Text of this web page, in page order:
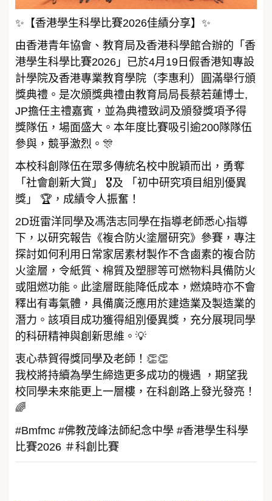
✨【香港學生科學比賽2026佳績分享】✨
由香港青年協會、教育局及香港科學館合辦的「香
港學生科學比賽2026」已於4月19日假香港知專設
計學院及香港專業教育學院（李惠利）圓滿舉行頒
獎典禮。是次頒獎典禮由教育局局長蔡若蓮博士,
JP擔任主禮嘉賓，並為典禮致詞及頒發獎項予得
獎隊伍，場面盛大。本年度比賽吸引逾200隊隊伍
參與，競爭激烈。🎊
本校科創隊伍在眾多傳統名校中脫穎而出，勇奪
「社會創新大賞」 🎖️及 「初中研究項目組別優異
獎」 🏆，成績令人振奮！
2D班雷洋同學及馮浩志同學在指導老師悉心指導
下，以研究報告《複合防火塗層研究》參賽，專注
探討如何利用日常家居素材製作不含鹵素的複合防
火塗層，令紙質、棉質及塑膠等可燃物料具備防火
或阻燃功能。此塗層既能降低成本，燃燒時亦不會
釋出有毒氣體，具備廣泛應用於建造業及製造業的
潛力。該項目成功獲得組別優異獎，充分展現同學
的科研精神與創新思維。💡
衷心恭賀得獎同學及老師！👏👏
我校將持續為學生締造更多成功的機遇 ，期望我
校同學未來能更上一層樓，在科創路上發光發亮！
🌈
#Bmfmc #佛教茂峰法師紀念中學 #香港學生科學
比賽2026 ＃科創比賽